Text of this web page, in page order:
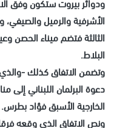
الأشرفية والرميل والصيفي،
الثالثة فتضم ميناء الحصن
البلاط.
وتضمن الاتفاق كذلك -
دعوة البرلمان اللبناني إلى
الخارجية الأسبق فؤاد بطرس.
ونص الاتفاق الذي وقعه